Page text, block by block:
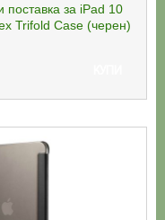
за iPad 10
Trifold Case (черен)